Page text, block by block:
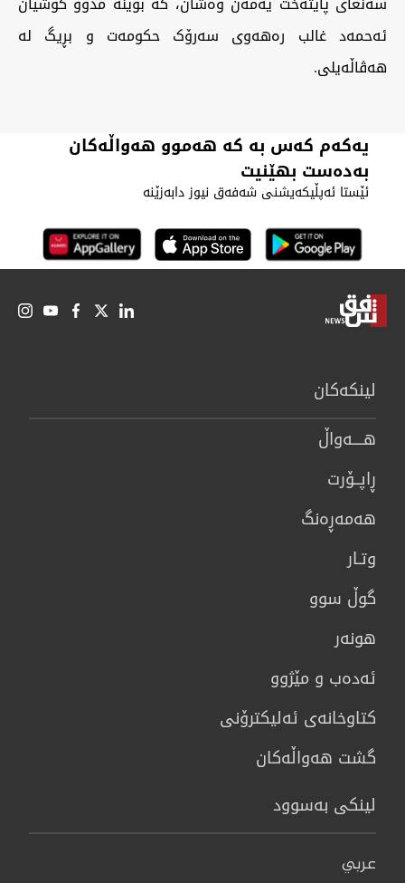
ئەحمەد غالب رەهەوی سەرۆک حکومەت و بڕیگ لە
هەڤاڵەیلی.
یەکەم کەس بە کە هەموو هەواڵەکان
بەدەست بهێنیت
ئێستا ئەپڵیکەیشنی شەفەق نیوز دابەزێنە
لینكەكان
هــــه‌واڵ
ڕاپــۆرت
هه‌مه‌ڕه‌نگ
وتـار
گوڵ سوو
هونه‌ر
ئەدەب و مێژوو
كتاوخانه‌ی ئه‌ليكترۆنی
گشت هەواڵەکان
لینکی بەسوود
عربي